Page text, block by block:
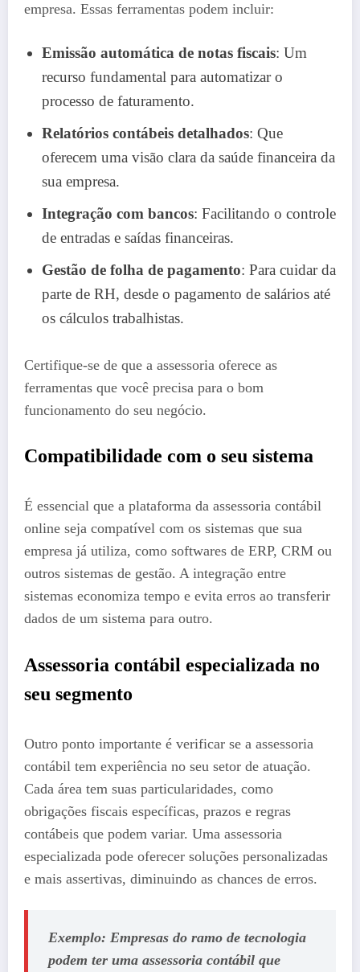
empresa. Essas ferramentas podem incluir:
Emissão automática de notas fiscais: Um
recurso fundamental para automatizar o
processo de faturamento.
Relatórios contábeis detalhados: Que
oferecem uma visão clara da saúde financeira da
sua empresa.
Integração com bancos: Facilitando o controle
de entradas e saídas financeiras.
Gestão de folha de pagamento: Para cuidar da
parte de RH, desde o pagamento de salários até
os cálculos trabalhistas.
Certifique-se de que a assessoria oferece as
ferramentas que você precisa para o bom
funcionamento do seu negócio.
Compatibilidade com o seu sistema
É essencial que a plataforma da assessoria contábil
online seja compatível com os sistemas que sua
empresa já utiliza, como softwares de ERP, CRM ou
outros sistemas de gestão. A integração entre
sistemas economiza tempo e evita erros ao transferir
dados de um sistema para outro.
Assessoria contábil especializada no
seu segmento
Outro ponto importante é verificar se a assessoria
contábil tem experiência no seu setor de atuação.
Cada área tem suas particularidades, como
obrigações fiscais específicas, prazos e regras
contábeis que podem variar. Uma assessoria
especializada pode oferecer soluções personalizadas
e mais assertivas, diminuindo as chances de erros.
Exemplo: Empresas do ramo de tecnologia
podem ter uma assessoria contábil que